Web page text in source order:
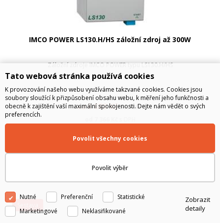
IMCO POWER LS130.H/HS záložní zdroj až 300W
Záložní zdroje IMCO POWER typu LS130.H/HS
od6 088Kč bez DPH
Tato webová stránka používá cookies
K provozování našeho webu využíváme takzvané cookies. Cookies jsou
soubory sloužící k přizpůsobení obsahu webu, k měření jeho funkčnosti a
obecně k zajištění vaší maximální spokojenosti. Dejte nám vědět o svých
preferencích.
Povolit výběr
Povolit všechny cookies
Nutné Preferenční
Statistické
Marketingové
Neklasifikované
Zobrazit
detaily